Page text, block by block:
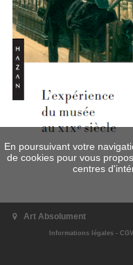
Art Absolument
Informations légales - CGV
En poursuivant votre
de cookies pour vous
centres